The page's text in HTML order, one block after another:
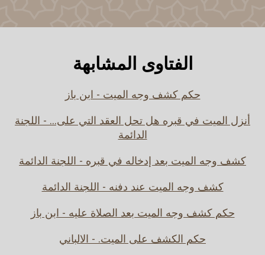
الفتاوى المشابهة
حكم كشف وجه الميت - ابن باز
أنزل الميت في قبره هل تحل العقد التي على... - اللجنة
الدائمة
كشف وجه الميت بعد إدخاله في قبره - اللجنة الدائمة
كشف وجه الميت عند دفنه - اللجنة الدائمة
حكم كشف وجه الميت بعد الصلاة عليه - ابن باز
حكم الكشف على الميت. - الالباني